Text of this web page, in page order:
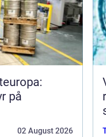
på
02 August 2026